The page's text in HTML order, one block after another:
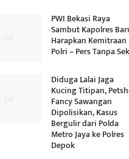
PWI Bekasi Raya
Sambut Kapolres
Harapkan Kemitraan
Polri – Pers Tanpa
Diduga Lalai Jaga
Kucing Titipan,
Fancy Sawangan
Dipolisikan, Kasus
Bergulir dari Polda
Metro Jaya ke Polres
Depok